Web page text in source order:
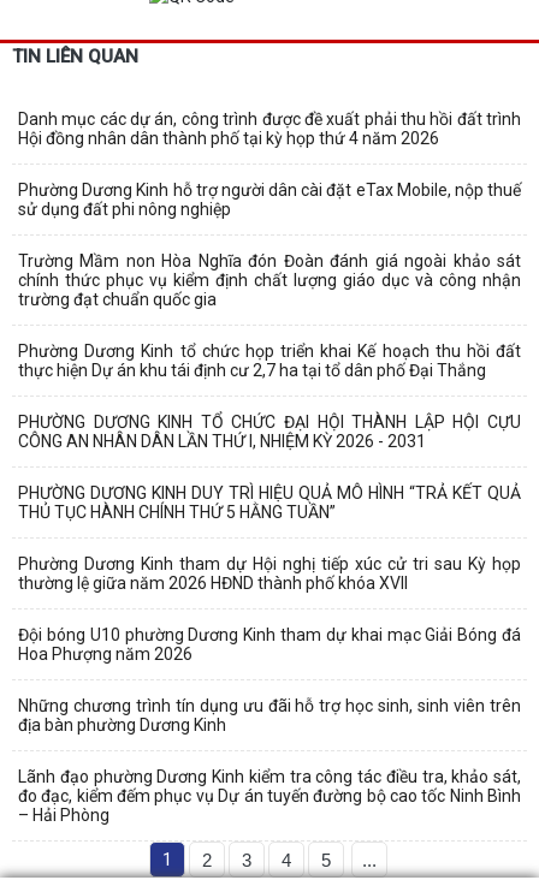
TIN LIÊN QUAN
Danh mục các dự án, công trình được đề xuất phải thu hồi đất trình
Hội đồng nhân dân thành phố tại kỳ họp thứ 4 năm 2026
Phường Dương Kinh hỗ trợ người dân cài đặt eTax Mobile, nộp thuế
sử dụng đất phi nông nghiệp
Trường Mầm non Hòa Nghĩa đón Đoàn đánh giá ngoài khảo sát
chính thức phục vụ kiểm định chất lượng giáo dục và công nhận
trường đạt chuẩn quốc gia
Phường Dương Kinh tổ chức họp triển khai Kế hoạch thu hồi đất
thực hiện Dự án khu tái định cư 2,7 ha tại tổ dân phố Đại Thắng
PHƯỜNG DƯƠNG KINH TỔ CHỨC ĐẠI HỘI THÀNH LẬP HỘI CỰU
CÔNG AN NHÂN DÂN LẦN THỨ I, NHIỆM KỲ 2026 - 2031
PHƯỜNG DƯƠNG KINH DUY TRÌ HIỆU QUẢ MÔ HÌNH “TRẢ KẾT QUẢ
THỦ TỤC HÀNH CHÍNH THỨ 5 HẰNG TUẦN”
Phường Dương Kinh tham dự Hội nghị tiếp xúc cử tri sau Kỳ họp
thường lệ giữa năm 2026 HĐND thành phố khóa XVII
Đội bóng U10 phường Dương Kinh tham dự khai mạc Giải Bóng đá
Hoa Phượng năm 2026
Những chương trình tín dụng ưu đãi hỗ trợ học sinh, sinh viên trên
địa bàn phường Dương Kinh
Lãnh đạo phường Dương Kinh kiểm tra công tác điều tra, khảo sát,
đo đạc, kiểm đếm phục vụ Dự án tuyến đường bộ cao tốc Ninh Bình
– Hải Phòng
1 2 3 4 5 ...